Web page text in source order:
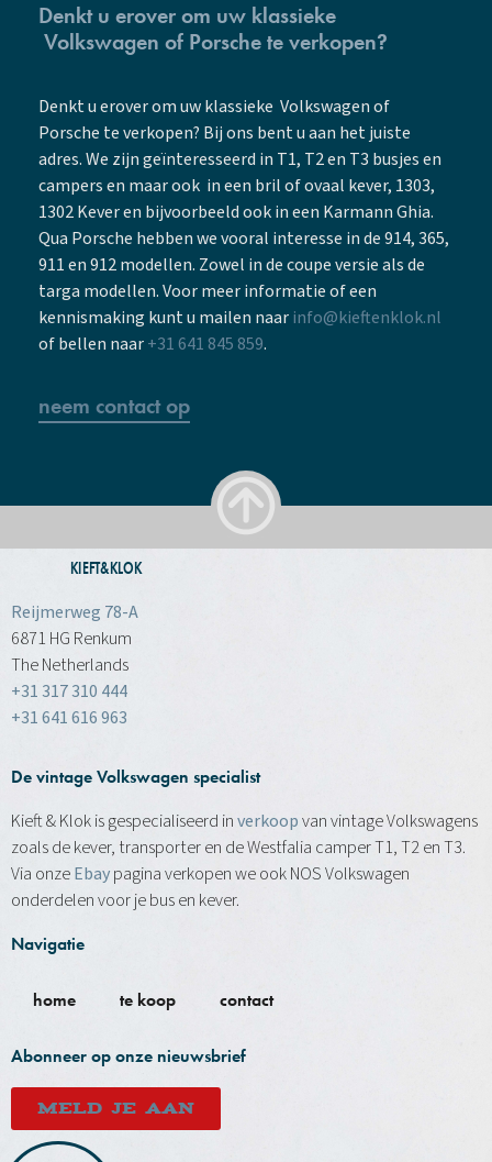
Denkt u erover om uw klassieke
Volkswagen of Porsche te verkopen?
Denkt u erover om uw klassieke Volkswagen of
Porsche te verkopen? Bij ons bent u aan het juiste
adres. We zijn geïnteresseerd in T1, T2 en T3 busjes en
campers en maar ook in een bril of ovaal kever, 1303,
1302 Kever en bijvoorbeeld ook in een Karmann Ghia.
Qua Porsche hebben we vooral interesse in de 914, 365,
911 en 912 modellen. Zowel in de coupe versie als de
targa modellen. Voor meer informatie of een
kennismaking kunt u mailen naarinfo@kieftenklok.nl
of bellen naar+31 641 845 859.
neem contact op
KIEFT&KLOK
Reijmerweg 78-A
6871 HG Renkum
The Netherlands
+31 317 310 444
+31 641 616 963
De vintage Volkswagen specialist
Kieft & Klok is gespecialiseerd inverkoopvan vintage Volkswagens
zoals de kever, transporter en de Westfalia camper T1, T2 en T3.
Via onzeEbaypagina verkopen we ook NOS Volkswagen
onderdelen voor je bus en kever.
Navigatie
home te koop contact
Abonneer op onze nieuwsbrief
MELD JE AAN